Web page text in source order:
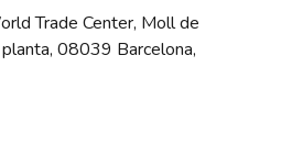
Trade Center, Moll de
08039 Barcelona,